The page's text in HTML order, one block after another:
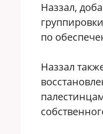
Наззал,
по
Наззал